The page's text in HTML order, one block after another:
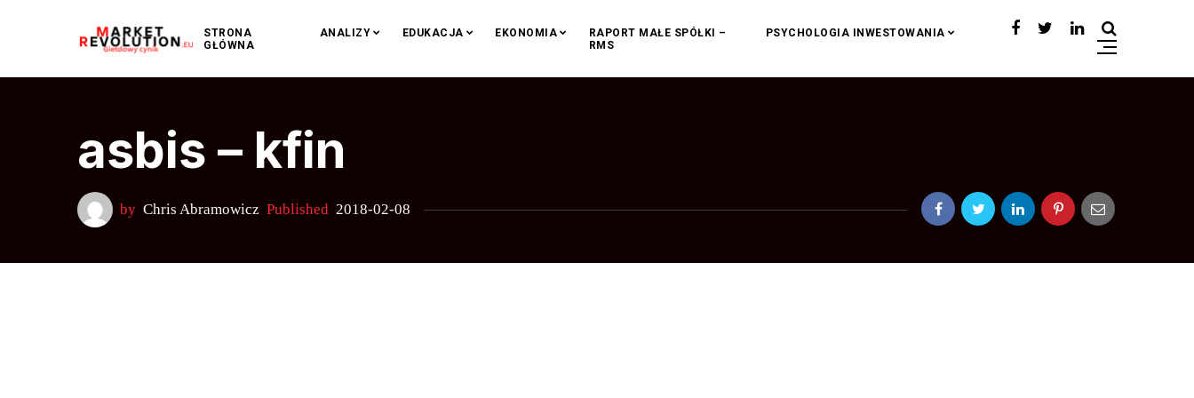
STRONA
GŁÓWNA
ANALIZY EDUKACJA EKONOMIA
RAPORT MAŁE SPÓŁKI –
RMS
PSYCHOLOGIA INWESTOWANIA
asbis – kfin
by Chris Abramowicz Published 2018-02-08